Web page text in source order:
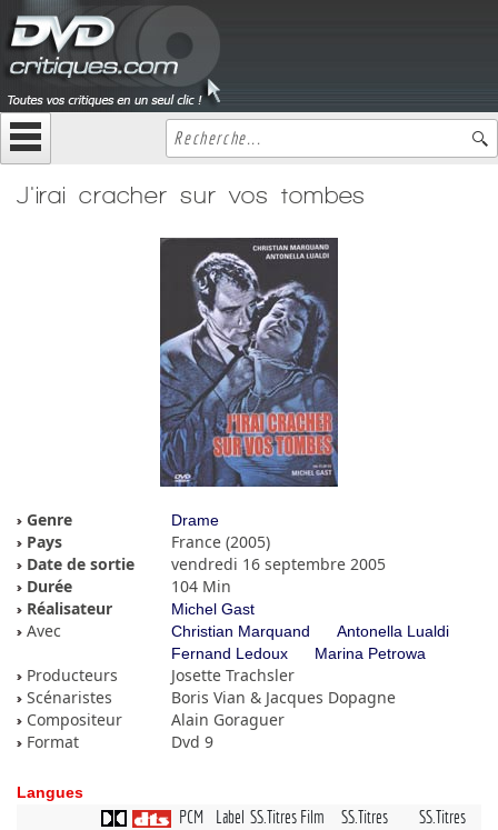
J'irai cracher sur vos tombes
Genre Drame
Pays
France (2005)
Date de sortie
vendredi 16 septembre 2005
Durée
104 Min
Réalisateur
Michel Gast
Avec Christian Marquand
Antonella Lualdi
Fernand Ledoux
Marina Petrowa
Producteurs
Josette Trachsler
Scénaristes
Boris Vian & Jacques Dopagne
Compositeur
Alain Goraguer
Format
Dvd 9
Langues
PCM Label SS.Titres Film
SS.Titres
SS.Titres